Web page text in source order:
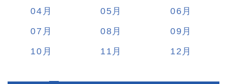
04
05
06
07
08
09
10
11 12